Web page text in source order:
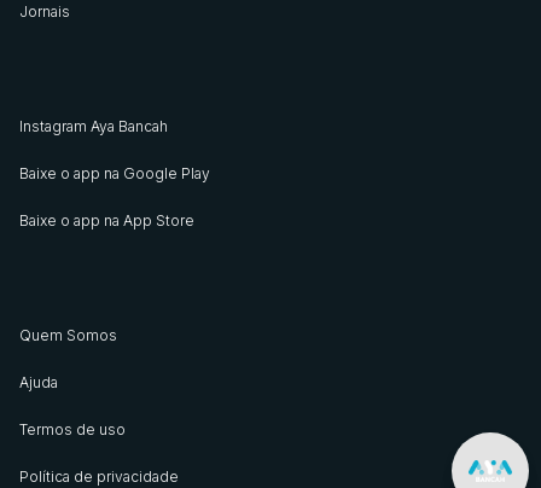
Jornais
Instagram Aya Bancah
Baixe o app na Google Play
Baixe o app na App Store
Quem Somos
Ajuda
Termos de uso
Política de privacidade